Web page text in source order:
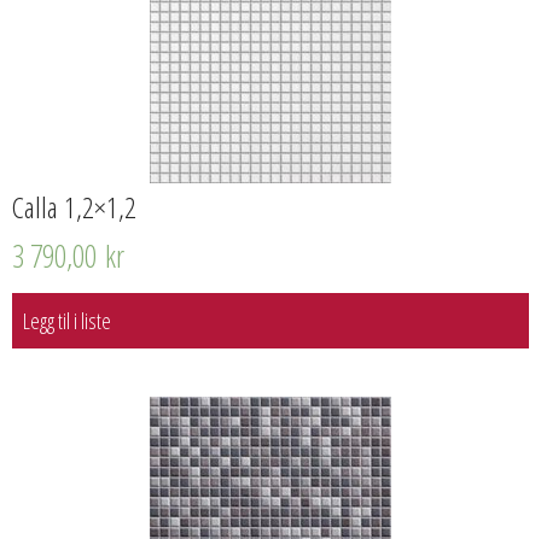
Calla 1,2×1,2
3 790,00 kr
Legg til i liste